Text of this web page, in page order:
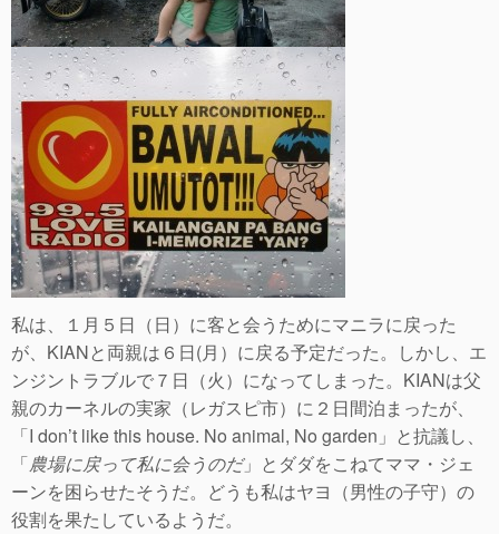
私は、１月５日（日）に客と会うためにマニラに戻った
が、KIANと両親は６日(月）に戻る予定だった。しかし、エ
ンジントラブルで７日（火）になってしまった。KIANは父
親のカーネルの実家（レガスピ市）に２日間泊まったが、
「I don’t like this house. No animal, No garden」と抗議し、
「農場に戻って私に会うのだ」とダダをこねてママ・ジェ
ーンを困らせたそうだ。どうも私はヤヨ（男性の子守）の
役割を果たしているようだ。